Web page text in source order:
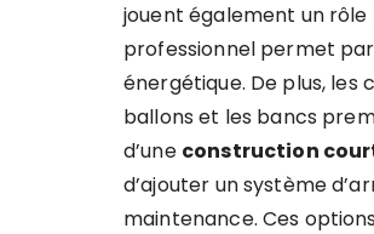
jouent également un rôle
professionnel permet
énergétique. De plus, les
ballons et les bancs
d’une construction
d’ajouter un système
maintenance. Ces